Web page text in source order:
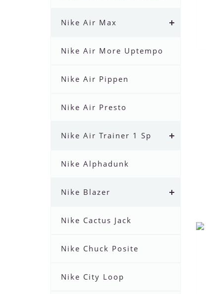
Nike Air Max
Nike Air More Uptempo
Nike Air Pippen
Nike Air Presto
Nike Air Trainer 1 Sp
Nike Alphadunk
Nike Blazer
Nike Cactus Jack
Nike Chuck Posite
Nike City Loop